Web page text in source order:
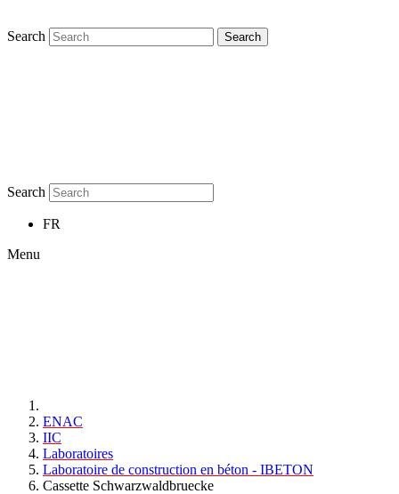
Search Search
Search
FR
Menu
ENAC
IIC
Laboratoires
Laboratoire de construction en béton - IBETON
Cassette Schwarzwaldbruecke